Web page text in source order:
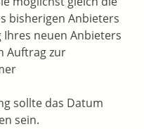
bisherigen Anbieters
neuen Anbieters
Auftrag zur
sollte das Datum
sein.